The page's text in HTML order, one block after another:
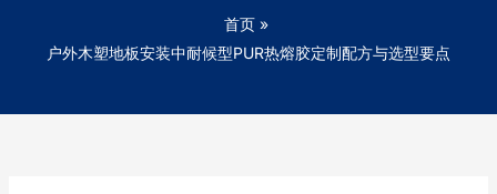
首页
户外木塑地板安装中耐候型PUR热熔胶定制配方与选型要点